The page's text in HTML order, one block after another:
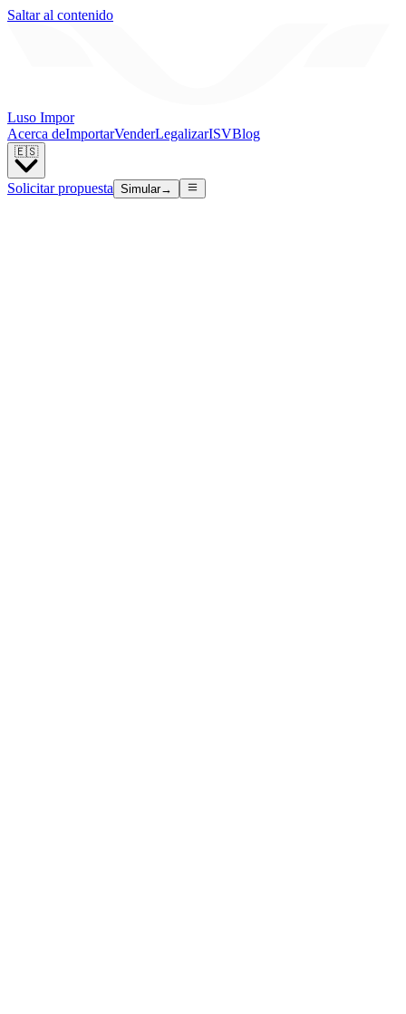
Saltar al contenido
Luso Impor
Acerca deImportarVenderLegalizarISVBlog
🇪🇸
Solicitar propuesta Simular→